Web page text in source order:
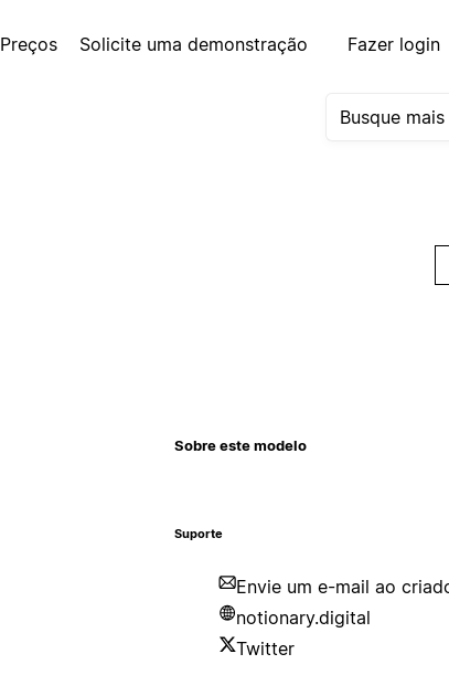
Preços Solicite uma demonstração Fazer login
Sobre este modelo
Suporte
Envie um e-mail ao
notionary.digital
Twitter